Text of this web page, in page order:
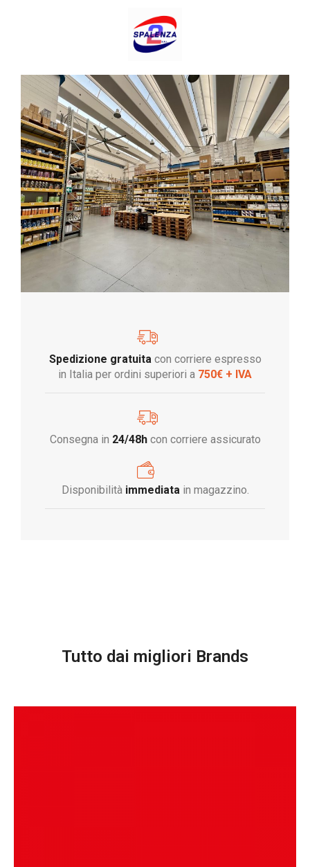
Spedizione gratuita con corriere espresso
in Italia per ordini superiori a 750€ + IVA
Consegna in 24/48hcon corriere assicurato
Disponibilità immediata in magazzino.
Tutto dai migliori Brands